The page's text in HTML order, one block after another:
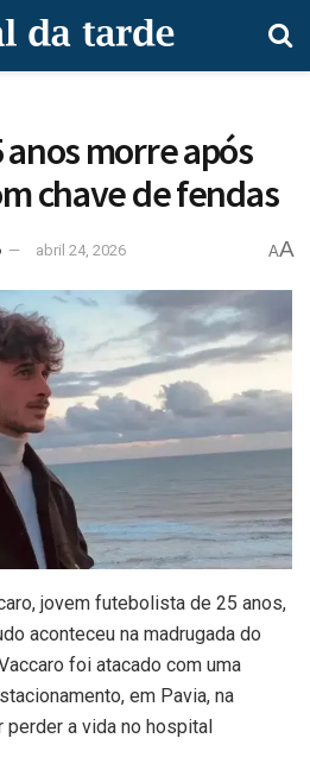
morre após
chave de fendas
abril 24, 2026 AA
jovem futebolista de 25 anos,
aconteceu na madrugada do
foi atacado com uma
em Pavia, na
perder a vida no hospital